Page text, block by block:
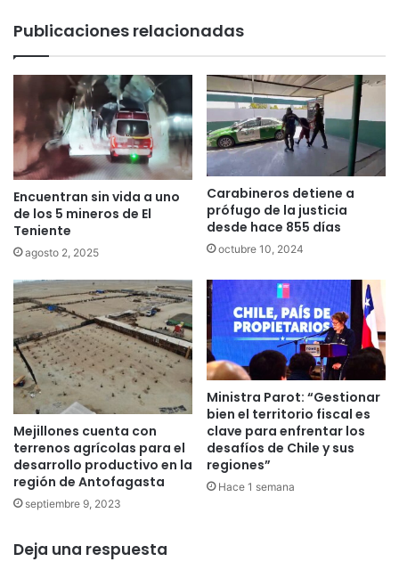
Publicaciones relacionadas
Encuentran sin vida a uno
de los 5 mineros de El
Teniente
agosto 2, 2025
Carabineros detiene a
prófugo de la justicia
desde hace 855 días
octubre 10, 2024
Mejillones cuenta con
terrenos agrícolas para el
desarrollo productivo en la
región de Antofagasta
septiembre 9, 2023
Ministra Parot: “Gestionar
bien el territorio fiscal es
clave para enfrentar los
desafíos de Chile y sus
regiones”
Hace 1 semana
Deja una respuesta